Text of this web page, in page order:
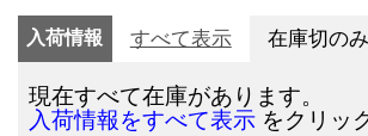
入荷情報 すべて表示 在庫切の
現在すべて在庫があります。
入荷情報をすべて表示 をクリッ